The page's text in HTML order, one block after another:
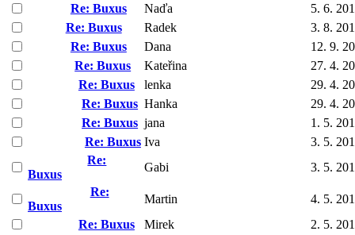
Re: Buxus
Naďa
5. 6.
Re: Buxus
Radek
3. 8.
Re: Buxus
Dana
12. 9.
Re: Buxus
Kateřina
27. 4.
Re: Buxus
lenka
29. 4.
Re: Buxus Hanka
29. 4.
Re: Buxus jana
1. 5.
Re: Buxus Iva
3. 5.
Re:
Buxus
Gabi
3. 5.
Re:
Buxus
Martin
4. 5.
Re: Buxus
Mirek
2. 5.